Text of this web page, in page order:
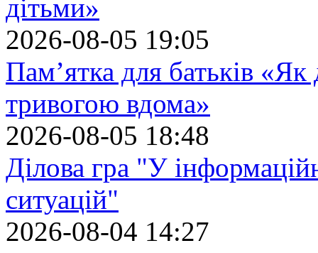
дітьми»
2026-08-05 19:05
Пам’ятка для батьків
тривогою вдома»
2026-08-05 18:48
Ділова гра "У
ситуацій"
2026-08-04 14:27